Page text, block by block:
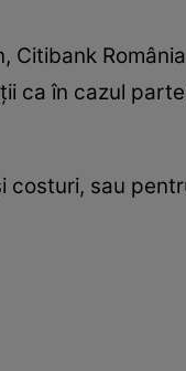
Citibank
ca în cazul
costuri, sau